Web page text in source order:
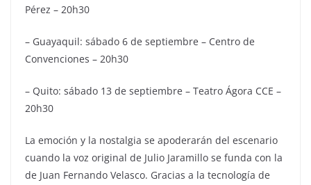
Pérez – 20h30
– Guayaquil: sábado 6 de septiembre – Centro de
Convenciones – 20h30
– Quito: sábado 13 de septiembre – Teatro Ágora CCE –
20h30
La emoción y la nostalgia se apoderarán del escenario
cuando la voz original de Julio Jaramillo se funda con la
de Juan Fernando Velasco. Gracias a la tecnología de